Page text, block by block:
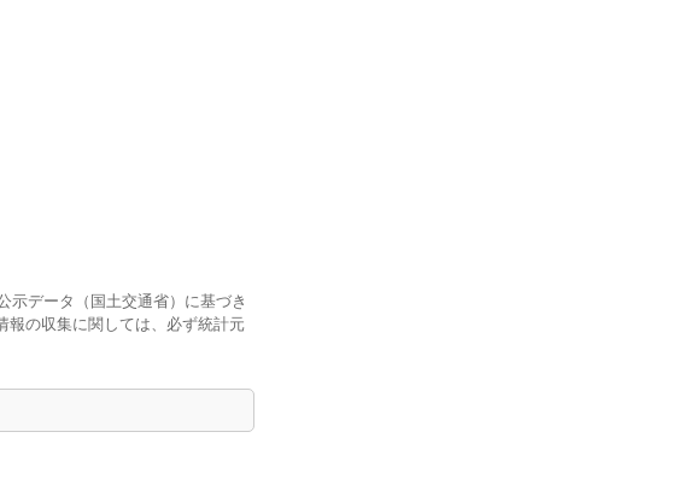
データ（国土交通省）に基づき
報の収集に関しては、必ず統計元